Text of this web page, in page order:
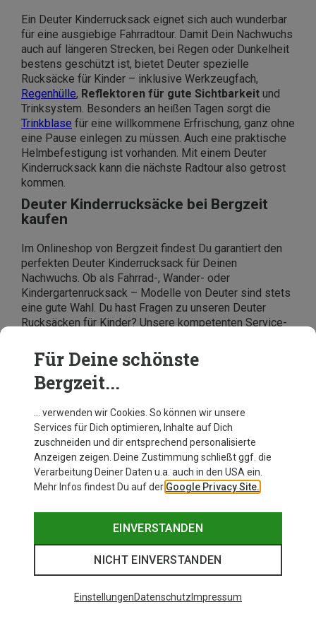
Ein Deuter Kinderrucksack eignet sich auch wunderbar
für eine ausgiebige Fahrradtour. Damit Dein Nachwuchs
auch auf längeren Strecken, bei Regen oder Dunkelheit
bestens geschützt ist, bietet Deuter spezielle
Rucksäcke für Kinder – inklusive Werkzeugfach,
Regenhülle, Reflektoren für gute Sichtbarkeit und
Trinksystem. Besonders an heißen Tagen sorgt die
Trinkblase für eine willkommene Erfrischung, ganz ohne
eine Pause einlegen zu müssen. Auch eine praktische
Helmbefestigung ist vorhanden. Mit einem Deuter
Kinderrucksack kann die nächste Radtour also getrost
kommen.
Deuter Kinderrucksäcke bei Bergzeit
kaufen
Im Onlineshop von Bergzeit findest Du garantiert den
perfekten Deuter Kinderrucksack für Deinen
Nachwuchs. Ob als Fahrrad-, Wander- oder
Kindergartenrucksack – Modelle von Deuter sind stets
eine gute Wahl. Du hast Fragen zu unseren Deuter
Rucksäcken für Kinder? Unsere kompetenten Service-
Verfügung. Du kannst sie sowohl via
per Telefonerreichen. Lass Dich von den vielfältigen
Varianten inspirieren und bestell noch heute Deinen
Kinderrucksack von Deuter.
Für Deine schönste
Bergzeit...
… verwenden wir Cookies. So können wir unsere
Services für Dich optimieren, Inhalte auf Dich
zuschneiden und dir entsprechend personalisierte
Anzeigen zeigen. Deine Zustimmung schließt ggf. die
Verarbeitung Deiner Daten u.a. auch in den USA ein.
Mehr Infos findest Du auf der Google Privacy Site.
EINVERSTANDEN
NICHT EINVERSTANDEN
EinstellungenDatenschutz Impressum